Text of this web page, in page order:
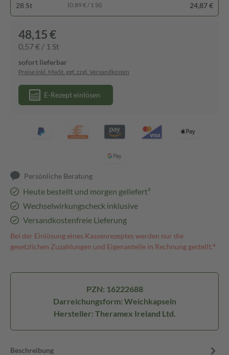
28 St (0,89 € / 1 St) 24,87 €
48,15 €
0,57 € / 1 St
sofort lieferbar
Preise inkl. MwSt. ggf. zzgl. Versandkosten
E-Rezept einlösen
Persönliche Beratung
Heute bestellt und morgen geliefert³
Wechselwirkungscheck inklusive
Versandkostenfreie Lieferung
Bei der Einlösung eines Kassenrezeptes werden nur die
gesetzlichen Zuzahlungen und Eigenanteile in Rechnung gestellt.⁴
PZN: 16222688
Darreichungsform: Weichkapseln
Hersteller: Theramex Ireland Ltd.
Beschreibung